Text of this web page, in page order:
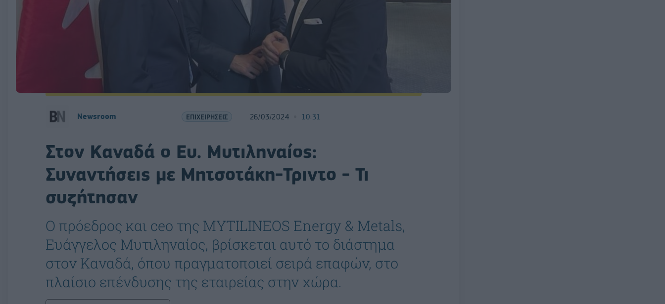
Newsroom ΕΠΙΧΕΙΡΗΣΕΙΣ 26/03/2024 10:31
Στον Καναδά ο Ευ. Μυτιληναίος:
Συναντήσεις με Μητσοτάκη-Τριντο - Τι
συζήτησαν
Ο πρόεδρος και ceo της MYTILINEOS Energy & Metals,
Ευάγγελος Μυτιληναίος, βρίσκεται αυτό το διάστημα
στον Καναδά, όπου πραγματοποιεί σειρά επαφών, στο
πλαίσιο επένδυσης της εταιρείας στην χώρα.